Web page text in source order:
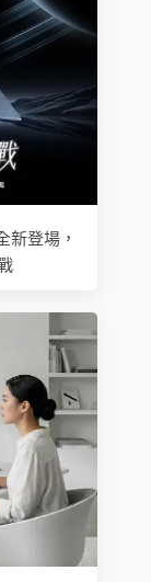
新登場，